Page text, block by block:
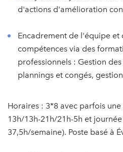
d'actions d'amélioration
Encadrement de l'équipe
compétences via des
professionnels : Gestion
plannings et congés,
Horaires : 3*8 avec parfois
13h/13h-21h/21h-5h et
37,5h/semaine). Poste basé à